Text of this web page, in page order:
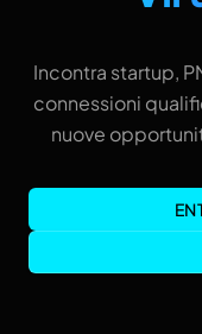
Incontra startup,
connessioni
nuove